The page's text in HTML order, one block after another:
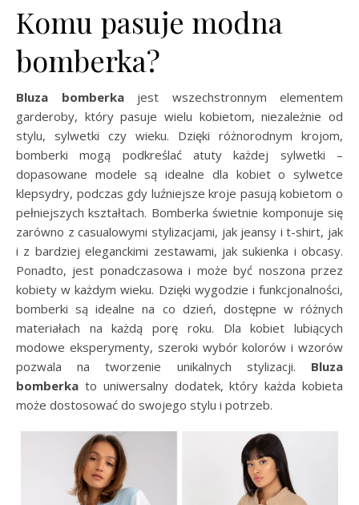
Komu pasuje modna
bomberka?
Bluza bomberkajest wszechstronnym elementem
garderoby, który pasuje wielu kobietom, niezależnie od
stylu, sylwetki czy wieku. Dzięki różnorodnym krojom,
bomberki mogą podkreślać atuty każdej sylwetki –
dopasowane modele są idealne dla kobiet o sylwetce
klepsydry, podczas gdy luźniejsze kroje pasują kobietom o
pełniejszych kształtach. Bomberka świetnie komponuje się
zarówno z casualowymi stylizacjami, jak jeansy i t-shirt, jak
i z bardziej eleganckimi zestawami, jak sukienka i obcasy.
Ponadto, jest ponadczasowa i może być noszona przez
kobiety w każdym wieku. Dzięki wygodzie i funkcjonalności,
bomberki są idealne na co dzień, dostępne w różnych
materiałach na każdą porę roku. Dla kobiet lubiących
modowe eksperymenty, szeroki wybór kolorów i wzorów
pozwala na tworzenie unikalnych stylizacji. Bluza
bomberka to uniwersalny dodatek, który każda kobieta
może dostosować do swojego stylu i potrzeb.